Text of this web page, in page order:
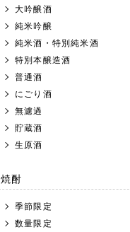
大吟醸酒
純米吟醸
純米酒・特別純米酒
特別本醸造酒
普通酒
にごり酒
無濾過
貯蔵酒
生原酒
焼酎
季節限定
数量限定